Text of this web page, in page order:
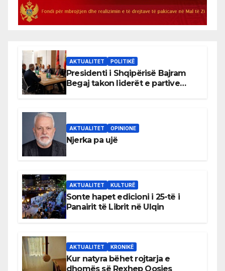
AKTUALITET POLITIKË
Presidenti i Shqipërisë Bajram
Begaj takon liderët e partive
AKTUALITET OPINIONE
Njerka pa ujë
AKTUALITET KULTURË
Sonte hapet edicioni i 25-të i
Panairit të Librit në Ulqin
AKTUALITET KRONIKË
Kur natyra bëhet rojtarja e
dhomës së Rexhep Qosjes